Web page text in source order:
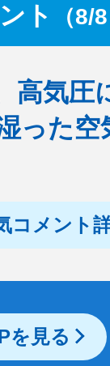
ト （8/
高気圧
った空
コメント
を見る